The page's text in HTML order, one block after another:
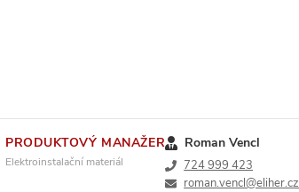
PRODUKTOVÝ MANAŽER
Elektroinstalační materiál
Roman Vencl
724 999 423
roman.vencl@eliher.cz